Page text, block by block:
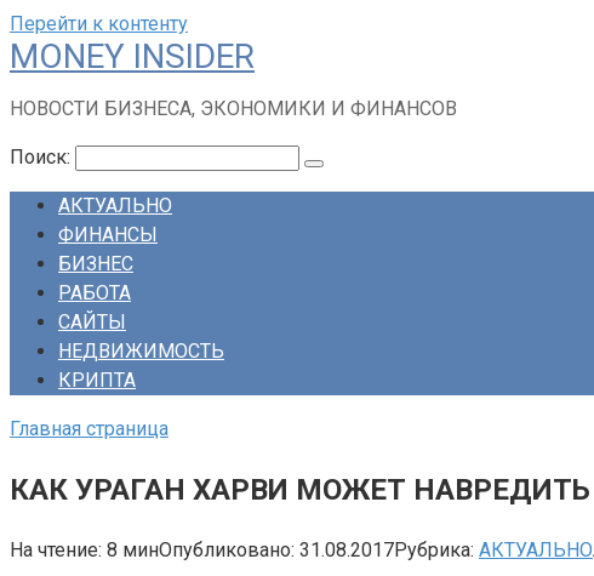
Перейти к контенту
MONEY INSIDER
НОВОСТИ БИЗНЕСА, ЭКОНОМИКИ И ФИНАНСОВ
Поиск:
АКТУАЛЬНО
ФИНАНСЫ
БИЗНЕС
РАБОТА
САЙТЫ
НЕДВИЖИМОСТЬ
КРИПТА
Главная страница
КАК УРАГАН ХАРВИ МОЖЕТ
На чтение: 8 минОпубликовано: 31.08.2017Рубрика: АКТУАЛЬНО